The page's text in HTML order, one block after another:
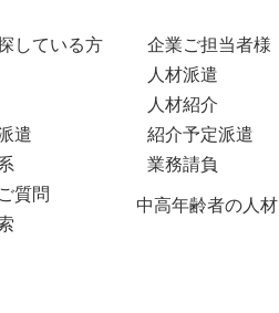
している方
遣
質問
企業ご担当者様
人材派遣
人材紹介
紹介予定派遣
業務請負
中高年齢者の人材